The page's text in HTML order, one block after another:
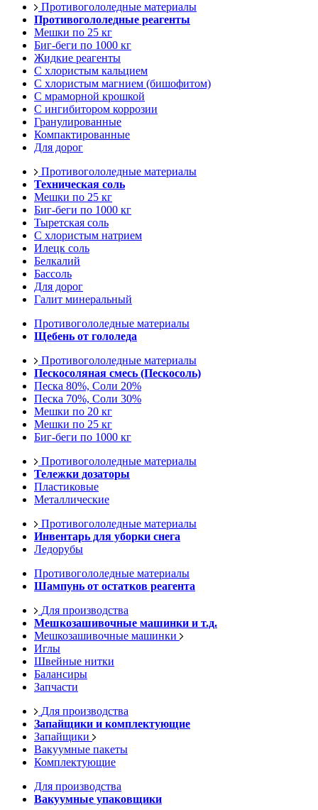
Противогололедные материалы
Противогололедные реагенты
Мешки по 25 кг
Биг-беги по 1000 кг
Жидкие реагенты
С хлористым кальцием
С хлористым магнием (бишофитом)
С мраморной крошкой
С ингибитором коррозии
Гранулированные
Компактированные
Для дорог
Противогололедные материалы
Техническая соль
Мешки по 25 кг
Биг-беги по 1000 кг
Тыретская соль
С хлористым натрием
Илецк соль
Белкалий
Бассоль
Для дорог
Галит минеральный
Противогололедные материалы
Щебень от гололеда
Противогололедные материалы
Пескосоляная смесь (Пескосоль)
Песка 80%, Соли 20%
Песка 70%, Соли 30%
Мешки по 20 кг
Мешки по 25 кг
Биг-беги по 1000 кг
Противогололедные материалы
Тележки дозаторы
Пластиковые
Металлические
Противогололедные материалы
Инвентарь для уборки снега
Ледорубы
Противогололедные материалы
Шампунь от остатков реагента
Для производства
Мешкозашивочные машинки и т.д.
Мешкозашивочные машинки
Иглы
Швейные нитки
Балансиры
Запчасти
Для производства
Запайщики и комплектующие
Запайщики
Вакуумные пакеты
Комплектующие
Для производства
Вакуумные упаковщики